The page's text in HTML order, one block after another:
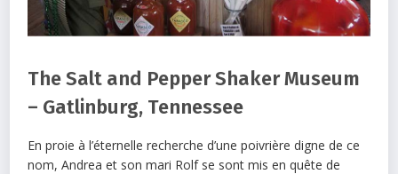
The Salt and Pepper Shaker Museum
– Gatlinburg, Tennessee
En proie à l’éternelle recherche d’une poivrière digne de ce
nom, Andrea et son mari Rolf se sont mis en quête de